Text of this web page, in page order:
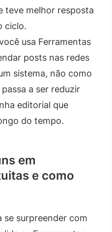
teve melhor resposta
ciclo.
usa Ferramentas
posts nas redes
sistema, não como
a ser reduzir
editorial que
do tempo.
em
e como
se surpreender com